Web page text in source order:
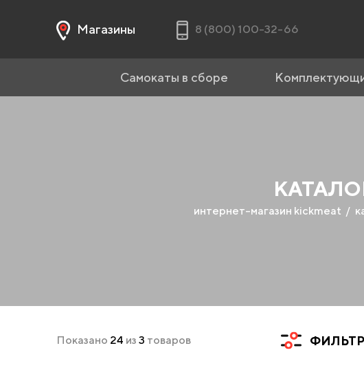
Магазины 8 (800) 100-32-66
Самокаты в сборе
интернет-магазин kickmeat
Показано 24 из 3 товаров ФИЛЬТР